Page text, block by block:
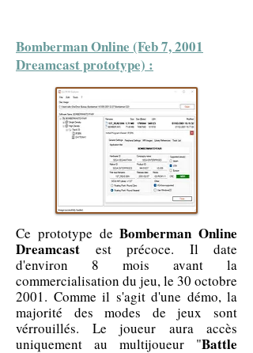
Bomberman Online (Feb 7, 2001
Dreamcast prototype) :
Ce prototype deBomberman Online
Dreamcast est précoce. Il date
d'environ 8 mois avant la
commercialisation du jeu, le 30 octobre
2001. Comme il s'agit d'une démo, la
majorité des modes de jeux sont
vérrouillés. Le joueur aura accès
uniquement au multijoueur "Battle